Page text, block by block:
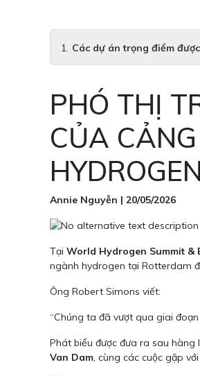
Các dự án trọng điểm
PHÓ THỊ
CỦA
Annie Nguyễn | 20/05/2026
Tại World Hydrogen Summit &
ngành hydrogen tại Rotterdam
Ông Robert Simons viết:
“Chúng ta đã vượt qua giai
Phát biểu được đưa ra sau
Van Dam, cùng các cuộc gặp